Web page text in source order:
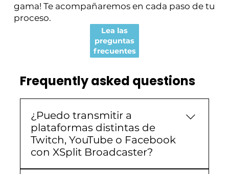
gama! Te acompañaremos en cada paso de tu
proceso.
Lea las
preguntas
frecuentes
Frequently asked questions
¿Puedo transmitir a
plataformas distintas de
Twitch, YouTube o Facebook
con XSplit Broadcaster?